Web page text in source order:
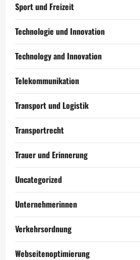
Sport und Freizeit
Technologie und Innovation
Technology and Innovation
Telekommunikation
Transport und Logistik
Transportrecht
Trauer und Erinnerung
Uncategorized
Unternehmerinnen
Verkehrsordnung
Webseitenoptimierung